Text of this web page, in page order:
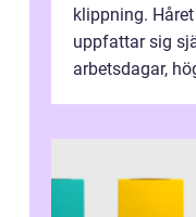
klippning.
uppfattar sig
arbetsdagar,